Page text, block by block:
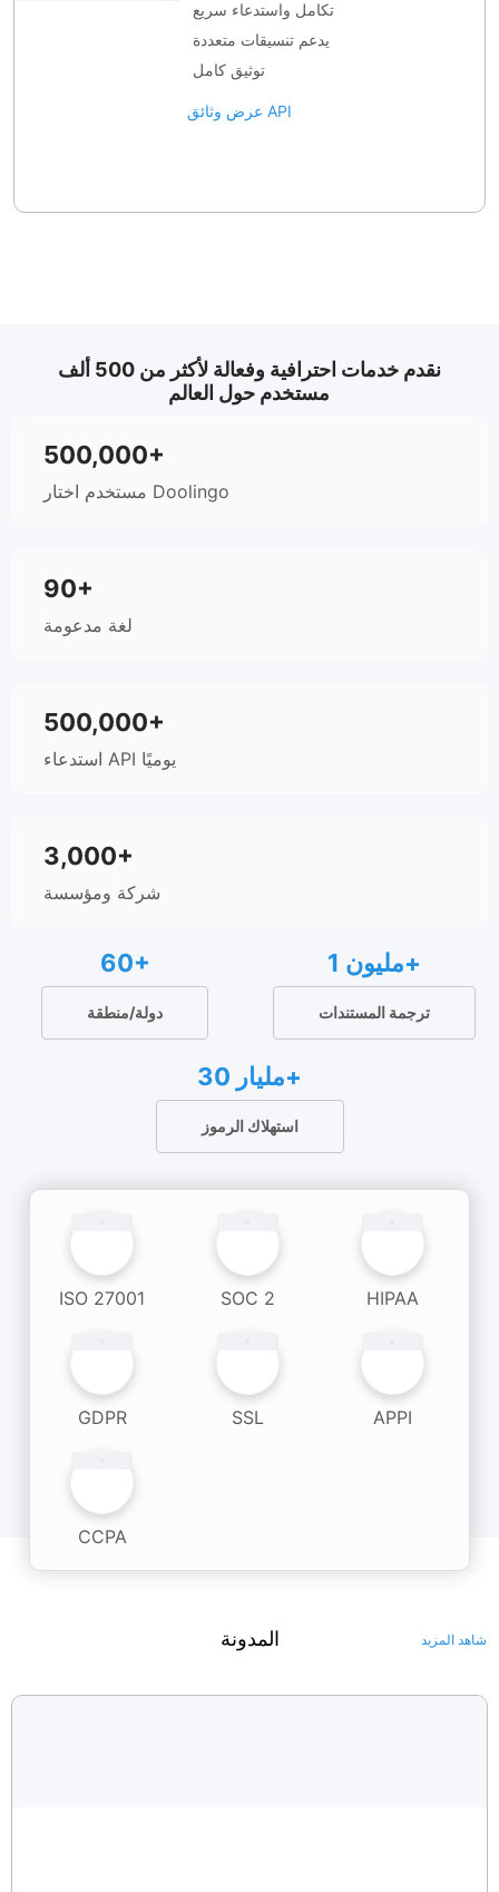
تكامل واستدعاء سريع
يدعم تنسيقات متعددة
توثيق كامل
عرض وثائق API
نقدم خدمات احترافية وفعالة لأكثر من 500 ألف
مستخدم حول العالم
500,000+
مستخدم اختار Doolingo
90+
لغة مدعومة
500,000+
استدعاء API يوميًا
3,000+
شركة ومؤسسة
60+
دولة/منطقة
1 مليون+
ترجمة المستندات
30 مليار+
استهلاك الرموز
ISO 27001 SOC 2 HIPAA
GDPR SSL APPI
CCPA
المدونة شاهد المزيد